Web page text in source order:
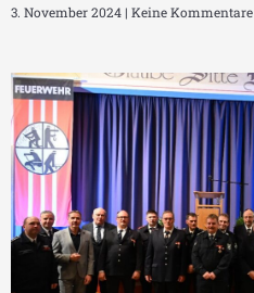
3. November 2024 Keine Kommentare